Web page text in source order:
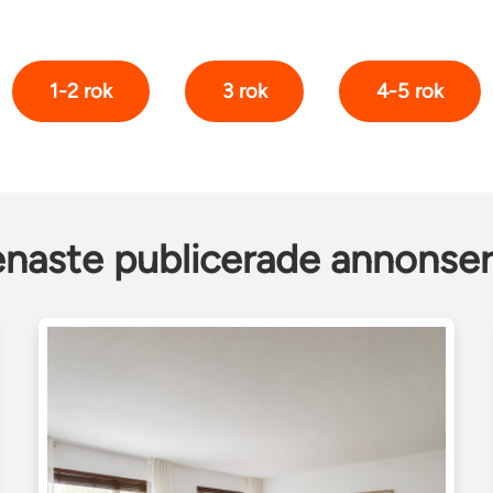
1-2 rok 3 rok 4-5 rok
publicerade